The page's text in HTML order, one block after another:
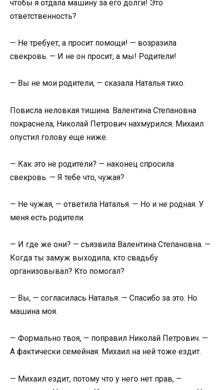
чтобы я отдала машину за его долги! Это
ответственность?
— Не требует, а просит помощи! — возразила
свекровь. — И не он просит, а мы! Родители!
— Вы не мои родители, — сказала Наталья тихо.
Повисла неловкая тишина. Валентина Степановна
покраснела, Николай Петрович нахмурился. Михаил
опустил голову еще ниже.
— Как это не родители? — наконец спросила
свекровь. — Я тебе что, чужая?
— Не чужая, — ответила Наталья. — Но и не родная. У
меня есть родители.
— И где же они? — съязвила Валентина Степановна. —
Когда ты замуж выходила, кто свадьбу
организовывал? Кто помогал?
— Вы, — согласилась Наталья. — Спасибо за это. Но
машина моя.
— Формально твоя, — поправил Николай Петрович. —
А фактически семейная. Михаил на ней тоже ездит.
— Михаил ездит, потому что у него нет прав, —